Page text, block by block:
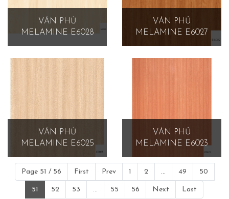
VÁN PHỦ
MELAMINE E6028
VÁN PHỦ
MELAMINE E6027
VÁN PHỦ
MELAMINE E6025
VÁN PHỦ
MELAMINE E6023
Page 51 / 56 First Prev 1 2 ... 49 50
51 52 53 ... 55 56 Next Last